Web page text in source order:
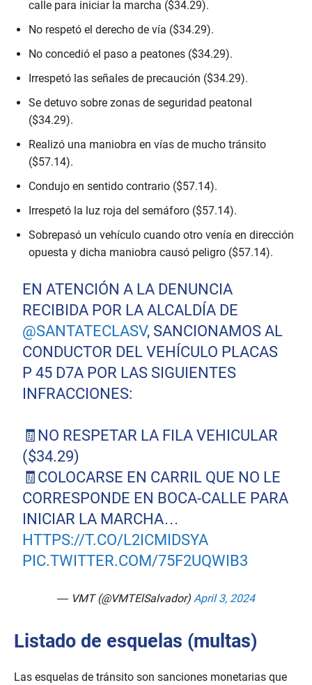
calle para iniciar la marcha ($34.29).
No respetó el derecho de vía ($34.29).
No concedió el paso a peatones ($34.29).
Irrespetó las señales de precaución ($34.29).
Se detuvo sobre zonas de seguridad peatonal
($34.29).
Realizó una maniobra en vías de mucho tránsito
($57.14).
Condujo en sentido contrario ($57.14).
Irrespetó la luz roja del semáforo ($57.14).
Sobrepasó un vehículo cuando otro venía en dirección
opuesta y dicha maniobra causó peligro ($57.14).
EN ATENCIÓN A LA DENUNCIA
RECIBIDA POR LA ALCALDÍA DE
@SANTATECLASV, SANCIONAMOS AL
CONDUCTOR DEL VEHÍCULO PLACAS
P 45 D7A POR LAS SIGUIENTES
INFRACCIONES:
🧾NO RESPETAR LA FILA VEHICULAR
($34.29)
🧾COLOCARSE EN CARRIL QUE NO LE
CORRESPONDE EN BOCA-CALLE PARA
INICIAR LA MARCHA…
HTTPS://T.CO/L2ICMIDSYA
PIC.TWITTER.COM/75F2UQWIB3
— VMT (@VMTElSalvador) April 3, 2024
Listado de esquelas (multas)
Las esquelas de tránsito son sanciones monetarias que